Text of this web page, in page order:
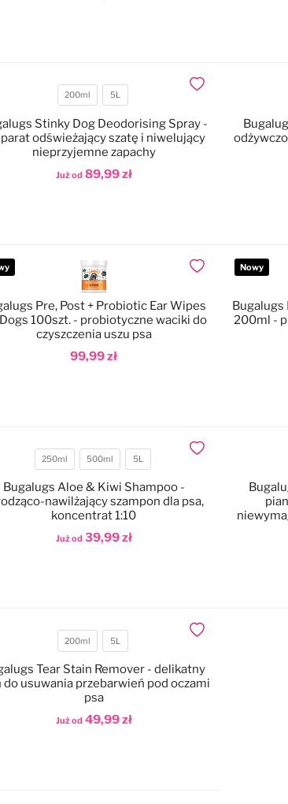
Pojemność
200ml 5L
Już od 89,99 zł
Stinky Dog Deodorising Spray -
odświeżający szatę i niwelujący
nieprzyjemne zapachy
Dodaj do ulubionych
99,99 zł
Pre, Post + Probiotic Ear Wipes
100szt. - probiotyczne waciki do
czyszczenia uszu psa
Dodaj do ulubionych
Nowy
Bugalugs
200ml -
Pojemność
250ml 500ml 5L
Już od 39,99 zł
Bugalugs Aloe & Kiwi Shampoo -
nawilżający szampon dla psa,
koncentrat 1:10
Dodaj do ulubionych
Pojemność
200ml 5L
Już od 49,99 zł
Tear Stain Remover - delikatny
do usuwania przebarwień pod oczami
psa
Dodaj do ulubionych